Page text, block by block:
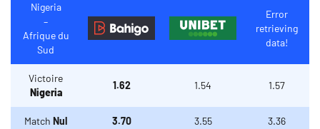
Nigeria
–
Afrique du
Sud
Error
retrieving
data!
Victoire
Nigeria
1.62 1.54 1.57
Match Nul 3.70 3.55 3.36